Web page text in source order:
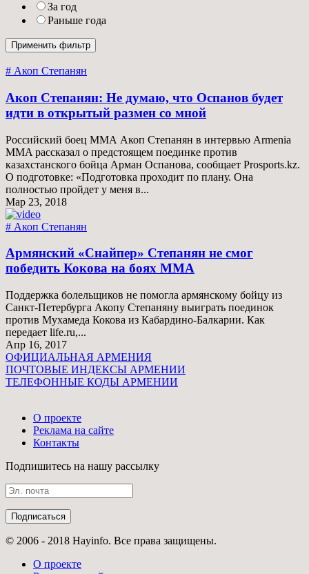
За год
Раньше года
# Акоп Степанян
Акоп Степанян: Не думаю, что Оспанов будет
идти в открытый размен со мной
Российский боец ММА Акоп Степанян в интервью Armenia
MMA рассказал о предстоящем поединке против
казахстанского бойца Арман Оспанова, сообщает Prosports.kz.
О подготовке: «Подготовка проходит по плану. Она
полностью пройдет у меня в...
Мар 23, 2018
# Акоп Степанян
Армянский «Снайпер» Степанян не смог
победить Кокова на боях ММА
Поддержка болельщиков не помогла армянскому бойцу из
Санкт-Петербурга Акопу Степаняну выиграть поединок
против Мухамеда Кокова из Кабардино-Балкарии. Как
передает life.ru,...
Апр 16, 2017
ОФИЦИАЛЬНАЯ АРМЕНИЯ
ПОЧТОВЫЕ ИНДЕКСЫ АРМЕНИИ
ТЕЛЕФОННЫЕ КОДЫ АРМЕНИИ
О проекте
Реклама на сайте
Контакты
Подпишитесь на нашу рассылку
© 2006 - 2018 Hayinfo. Все права защищены.
О проекте